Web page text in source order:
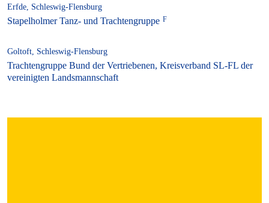
Erfde, Schleswig-Flensburg
Stapelholmer Tanz- und Trachtengruppe
Goltoft, Schleswig-Flensburg
Trachtengruppe Bund der Vertriebenen, Kreisverband SL-FL der
vereinigten Landsmannschaft